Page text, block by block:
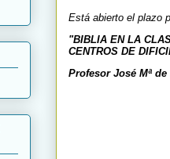
Está abierto el plazo
"BIBLIA EN LA
CENTROS DE
Profesor José Mª